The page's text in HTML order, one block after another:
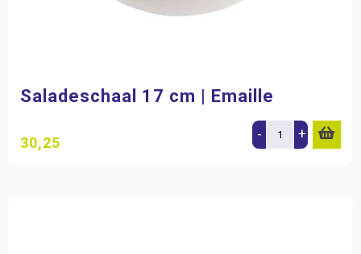
Saladeschaal 17 cm | Emaille
30,25 - +